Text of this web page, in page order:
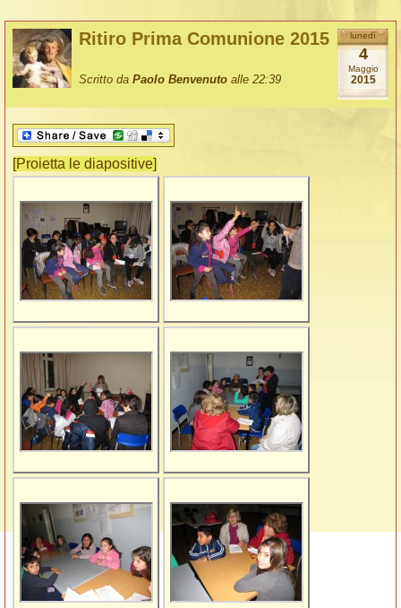
lunedì
4
Maggio
2015
Ritiro Prima Comunione 2015
Scritto da Paolo Benvenuto alle 22:39
[Proietta le diapositive]